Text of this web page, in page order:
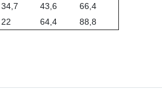
34,7 43,6
66,4
22 64,4 88,8